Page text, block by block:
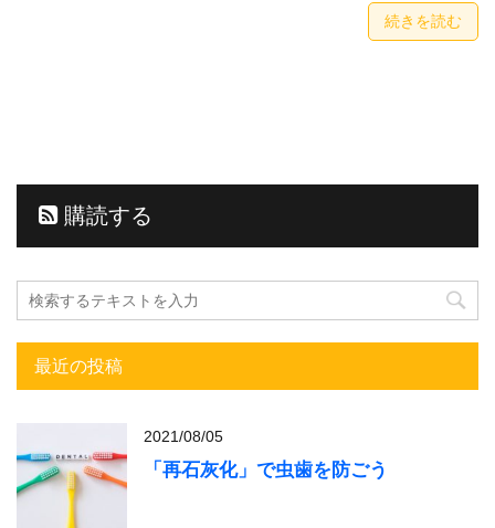
続きを読む
購読する
最近の投稿
2021/08/05
「再石灰化」で虫歯を防ごう